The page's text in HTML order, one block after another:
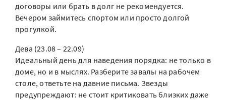
договоры или брать в долг не рекомендуется.
Вечером займитесь спортом или просто долгой
прогулкой.
Дева (23.08 – 22.09)
Идеальный день для наведения порядка: не только в
доме, но и в мыслях. Разберите завалы на рабочем
столе, ответьте на давние письма. Звезды
предупреждают: не стоит критиковать близких даже